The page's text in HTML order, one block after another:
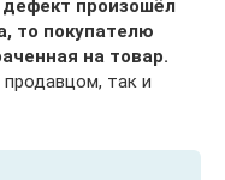
произошёл
то покупателю
на товар.
так и